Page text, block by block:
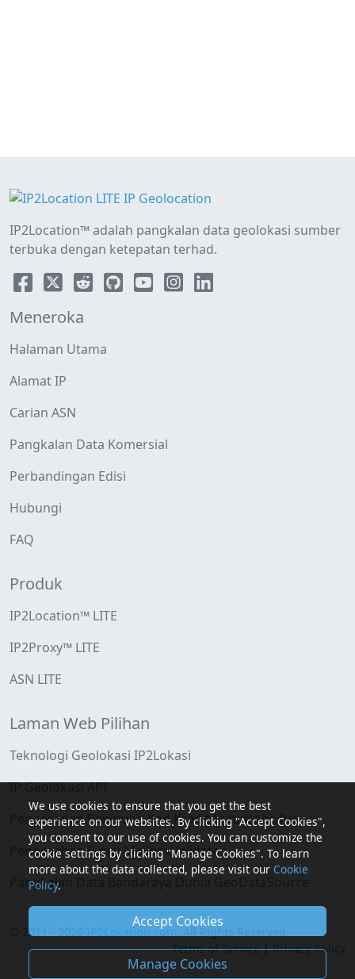
IP2Location™ adalah pangkalan data geolokasi sumber
terbuka dengan ketepatan terhad.
Meneroka
Halaman Utama
Alamat IP
Carian ASN
Pangkalan Data Komersial
Perbandingan Edisi
Hubungi
FAQ
Produk
IP2Location™ LITE
IP2Proxy™ LITE
ASN LITE
Laman Web Pilihan
Teknologi Geolokasi IP2Lokasi
IP Geolokasi API
Pengesanan Penipuan Kad Kredit FraudLabs Pro
Pengesahan E-mel MailboxValidator
Pangkalan Data Bandaraya Dunia GeoDataSource
© 2011 - 2026 IP2Location.com
Terms of Service|Privacy Policy
We use cookies to ensure that you get the best
experience on our websites. By clicking "Accept Cookies",
you consent to our use of cookies. You can customize the
cookie settings by clicking "Manage Cookies". To learn
more about the data collected, please visit our Cookie
Policy.
Accept Cookies
Manage Cookies